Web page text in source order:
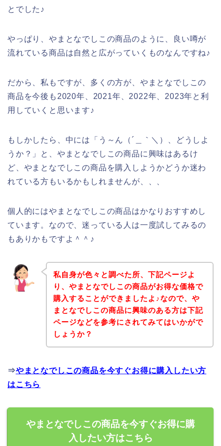
とでした♪
やっぱり、やまとなでしこの商品のように、良い噂が
流れている商品は自然と広がっていくものなんですね♪
だから、私もですが、多くの方が、やまとなでしこの
商品を今後も2020年、2021年、2022年、2023年と利
用していくと思います♪
もしかしたら、中には「う～ん（´＿｀＼）、どうしよ
うか？」と、やまとなでしこの商品に興味はあるけ
ど、やまとなでしこの商品を購入しようかどうか迷わ
れている方もいるかもしれませんが、、、
個人的にはやまとなでしこの商品はかなりおすすめし
ています。なので、迷っている人は一度試してみるの
もありかもですよ＾＾♪
私自身が色々と調べた所、下記ページよ
り、やまとなでしこの商品がお得な価格で
購入することができましたよ♪なので、や
まとなでしこの商品に興味のある方は下記
ページなどを参考にされてみてはいかがで
しょうか？
⇒やまとなでしこの商品を今すぐお得に購入したい方
はこちら
やまとなでしこの商品を今すぐお得に購
入したい方はこちら